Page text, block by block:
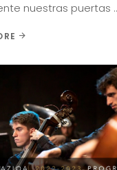
nuestras puertas